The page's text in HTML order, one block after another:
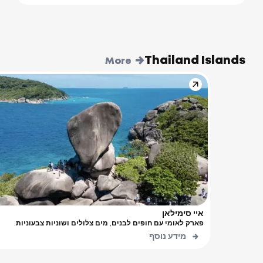
Thailand Islands
More
איי סימילאן
פארק לאומי עם חופים לבנים, מים צלולים ושוניות צבעוניות.
מידע נוסף